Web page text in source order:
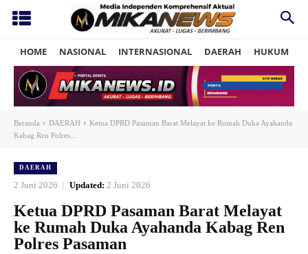
HOME NASIONAL INTERNASIONAL DAERAH HUKUM
Beranda DAERAH
Ketua DPRD Pasaman Barat Melayat ke Rumah Duka Ayahanda
Kabag Ren Polres...
DAERAH
2 Juni 2026 Updated: 2 Juni 2026
Ketua DPRD Pasaman Barat Melayat
ke Rumah Duka Ayahanda Kabag Ren
Polres Pasaman